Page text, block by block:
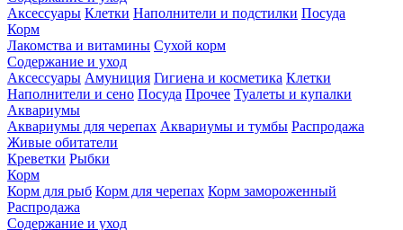
Аксессуары Клетки Наполнители и подстилки Посуда
Корм
Лакомства и витамины Сухой корм
Содержание и уход
Аксессуары Амуниция Гигиена и косметика Клетки
Наполнители и сено Посуда Прочее Туалеты и купалки
Аквариумы
Аквариумы для черепах Аквариумы и тумбы Распродажа
Живые обитатели
Креветки Рыбки
Корм
Корм для рыб Корм для черепах Корм замороженный
Распродажа
Содержание и уход